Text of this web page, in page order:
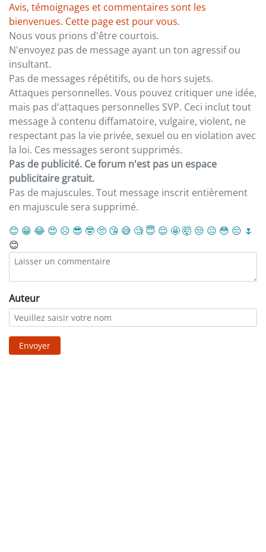
Avis, témoignages et commentaires sont les
bienvenues. Cette page est pour vous.
Nous vous prions d'être courtois.
N'envoyez pas de message ayant un ton agressif ou
insultant.
Pas de messages répétitifs, ou de hors sujets.
Attaques personnelles. Vous pouvez critiquer une idée,
mais pas d'attaques personnelles SVP. Ceci inclut tout
message à contenu diffamatoire, vulgaire, violent, ne
respectant pas la vie privée, sexuel ou en violation avec
la loi. Ces messages seront supprimés.
Pas de publicité. Ce forum n'est pas un espace
publicitaire gratuit.
Pas de majuscules. Tout message inscrit entièrement
en majuscule sera supprimé.
😊 😁 😂 😍 ☹️ 😎 🤓 🥺 😘 😅 🧐 😇 😌 🤩🤯 😒 😐 😳 😔 🌷
😊
Auteur
Envoyer